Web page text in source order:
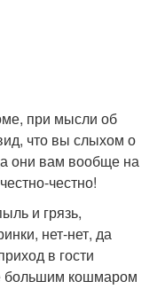
при мысли об
что вы слыхом о
они вам вообще на
честно!
и грязь,
нет-нет, да
в гости
большим кошмаром